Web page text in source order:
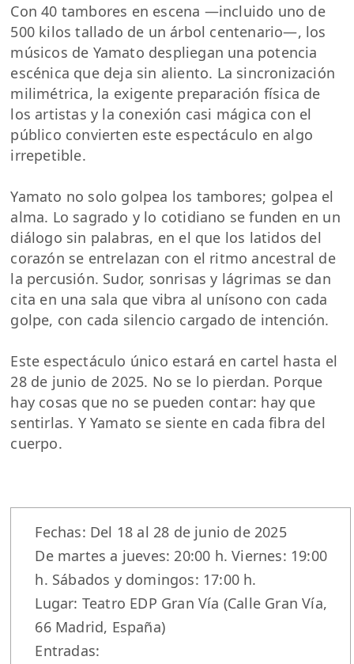
Con 40 tambores en escena —incluido uno de
500 kilos tallado de un árbol centenario—, los
músicos de Yamato despliegan una potencia
escénica que deja sin aliento. La sincronización
milimétrica, la exigente preparación física de
los artistas y la conexión casi mágica con el
público convierten este espectáculo en algo
irrepetible.
Yamato no solo golpea los tambores; golpea el
alma. Lo sagrado y lo cotidiano se funden en un
diálogo sin palabras, en el que los latidos del
corazón se entrelazan con el ritmo ancestral de
la percusión. Sudor, sonrisas y lágrimas se dan
cita en una sala que vibra al unísono con cada
golpe, con cada silencio cargado de intención.
Este espectáculo único estará en cartel hasta el
28 de junio de 2025. No se lo pierdan. Porque
hay cosas que no se pueden contar: hay que
sentirlas. Y Yamato se siente en cada fibra del
cuerpo.
Fechas: Del 18 al 28 de junio de 2025
De martes a jueves: 20:00 h. Viernes: 19:00
h. Sábados y domingos: 17:00 h.
Lugar: Teatro EDP Gran Vía (Calle Gran Vía,
66 Madrid, España)
Entradas: